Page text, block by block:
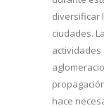
diversificar
ciudades.
hace